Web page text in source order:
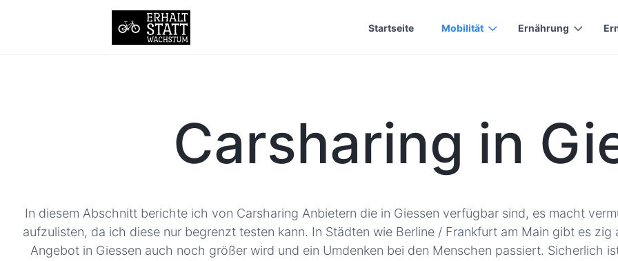
Startseite Mobilität Ernährung
Carsharing in
In diesem Abschnitt berichte ich von Carsharing Anbietern die in Giessen verfügbar sind, es macht
aufzulisten, da ich diese nur begrenzt testen kann. In Städten wie Berline / Frankfurt am Main gibt es
Angebot in Giessen auch noch größer wird und ein Umdenken bei den Menschen passiert. Sicherlich